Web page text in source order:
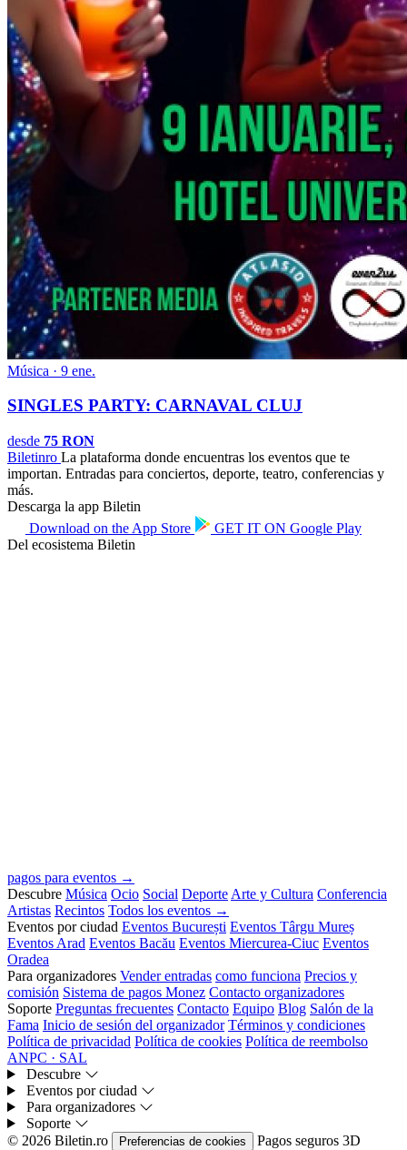
Música · 9 ene.
SINGLES PARTY: CARNAVAL CLUJ
desde 75 RON
Biletinro La plataforma donde encuentras los eventos que te
importan. Entradas para conciertos, deporte, teatro, conferencias y
más.
Descarga la app Biletin
Download on the App Store GET IT ON Google Play
Del ecosistema Biletin
pagos para eventos →
Descubre Música Ocio Social Deporte Arte y Cultura Conferencia
Artistas Recintos Todos los eventos →
Eventos por ciudad Eventos București Eventos Târgu Mureș
Eventos Arad Eventos Bacău Eventos Miercurea-Ciuc Eventos
Oradea
Para organizadores Vender entradas como funciona Precios y
comisión Sistema de pagos Monez Contacto organizadores
Soporte Preguntas frecuentes Contacto Equipo Blog Salón de la
Fama Inicio de sesión del organizador Términos y condiciones
Política de privacidad Política de cookies Política de reembolso
ANPC · SAL
Descubre
Eventos por ciudad
Para organizadores
Soporte
© 2026 Biletin.ro
Preferencias de cookies Pagos seguros 3D